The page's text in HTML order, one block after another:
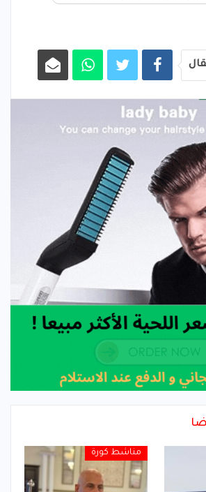
مناشط كورة